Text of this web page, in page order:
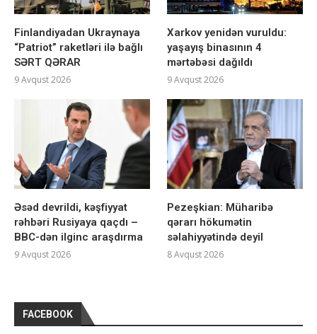
Finlandiyadan Ukraynaya
“Patriot” raketləri ilə bağlı
SƏRT QƏRAR
9 Avqust 2026
Xarkov yenidən vuruldu:
yaşayış binasının 4
mərtəbəsi dağıldı
9 Avqust 2026
Əsəd devrildi, kəşfiyyat
rəhbəri Rusiyaya qaçdı –
BBC-dən ilginc araşdırma
9 Avqust 2026
Pezeşkian: Müharibə
qərarı hökumətin
səlahiyyətində deyil
8 Avqust 2026
FACEBOOK